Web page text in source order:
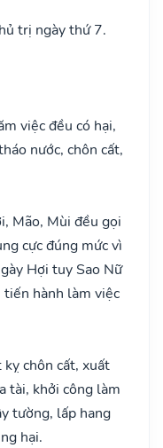
trị ngày thứ 7.
việc đều có hại,
nước, chôn cất,
Mão, Mùi đều gọi
cực đúng mức vì
Hợi tuy Sao Nữ
hành làm việc
chôn cất, xuất
tài, khởi công làm
tường, lấp hang
hại.